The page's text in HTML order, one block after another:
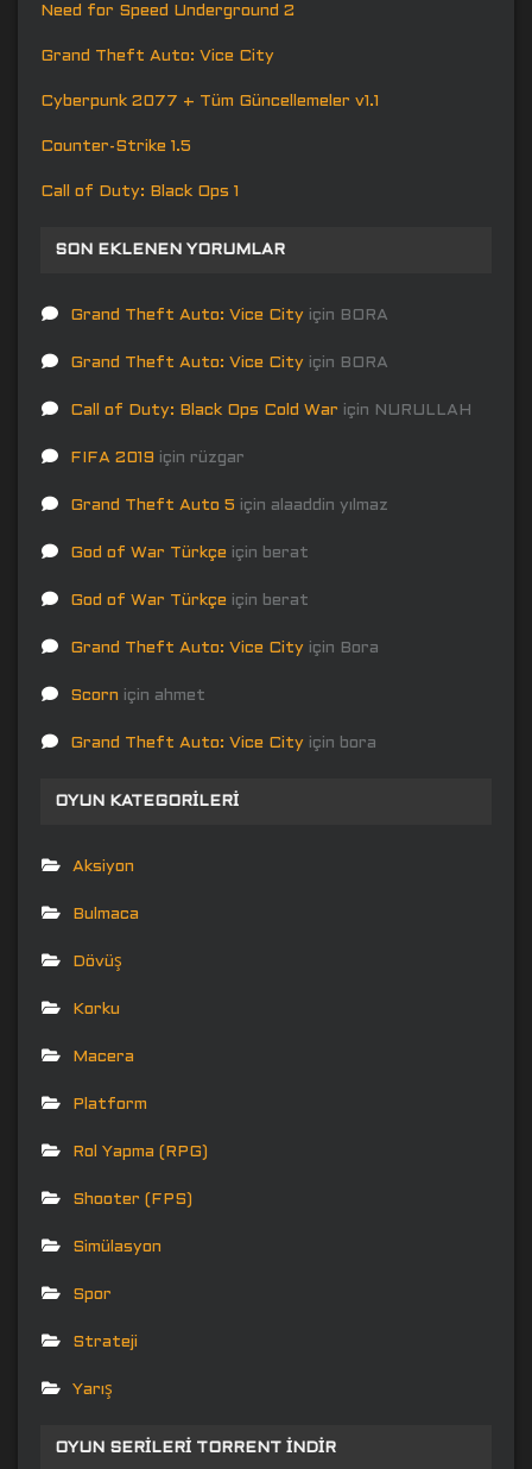
Need for Speed Underground 2
Grand Theft Auto: Vice City
Cyberpunk 2077 + Tüm Güncellemeler v1.1
Counter-Strike 1.5
Call of Duty: Black Ops 1
SON EKLENEN YORUMLAR
Grand Theft Auto: Vice City için BORA
Grand Theft Auto: Vice City için BORA
Call of Duty: Black Ops Cold War için NURULLAH
FIFA 2019 için rüzgar
Grand Theft Auto 5 için alaaddin yılmaz
God of War Türkçe için berat
God of War Türkçe için berat
Grand Theft Auto: Vice City için Bora
Scorn için ahmet
Grand Theft Auto: Vice City için bora
OYUN KATEGORILERI
Aksiyon
Bulmaca
Dövüş
Korku
Macera
Platform
Rol Yapma (RPG)
Shooter (FPS)
Simülasyon
Spor
Strateji
Yarış
OYUN SERILERI TORRENT İNDIR